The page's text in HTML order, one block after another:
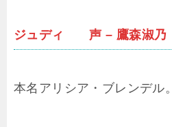
ジュディ 声 – 鷹森淑乃
本名アリシア・ブレンデル。